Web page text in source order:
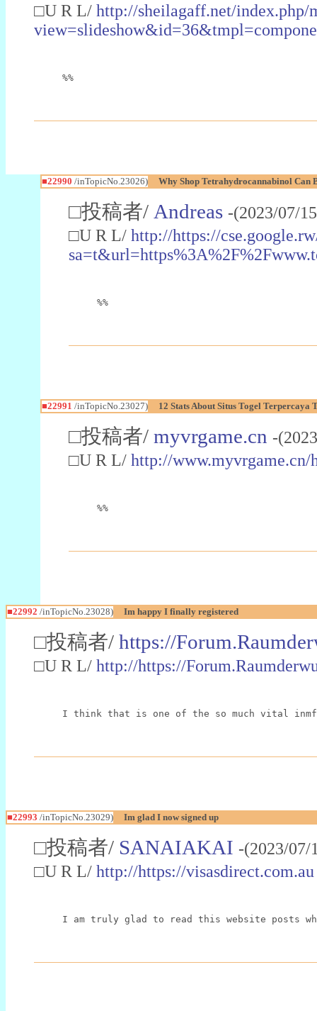
□U R L/ http://sheilagaff.net/index.php/
%%
■22990 /inTopicNo.23026) Why Shop Tetrahydrocannabinol Can
□投稿者/ Andreas -(2023/07/
□U R L/ http://https://
%%
■22991 /inTopicNo.23027) 12 Stats About Situs Togel Terpercaya
□投稿者/ myvrgame.cn -
□U R L/ http://www.myvrgame.cn/
%%
■22992 /inTopicNo.23028) Im happy I finally registered
□投稿者/ https://
□U R L/ http://https://
I think that is one of the so much vital
■22993 /inTopicNo.23029) Im glad I now signed up
□投稿者/ SANAIAKAI -(2023/
□U R L/ http://https://visasdirect.com.au
I am truly glad to read this website posts